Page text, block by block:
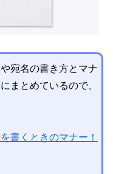
宛名の書き方とマナ
まとめているので、
書くときのマナー！